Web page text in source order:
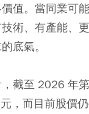
值。當同業可
術、有產能、
底氣。
截至 2026 年
，而目前股價仍